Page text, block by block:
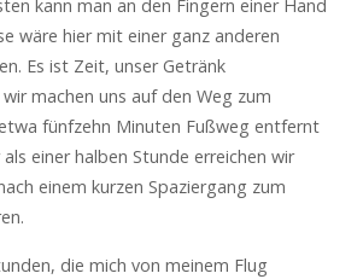
kann man an den Fingern einer Hand
wäre hier mit einer ganz anderen
Es ist Zeit, unser Getränk
machen uns auf den Weg zum
fünfzehn Minuten Fußweg entfernt
einer halben Stunde erreichen wir
einem kurzen Spaziergang zum
die mich von meinem Flug